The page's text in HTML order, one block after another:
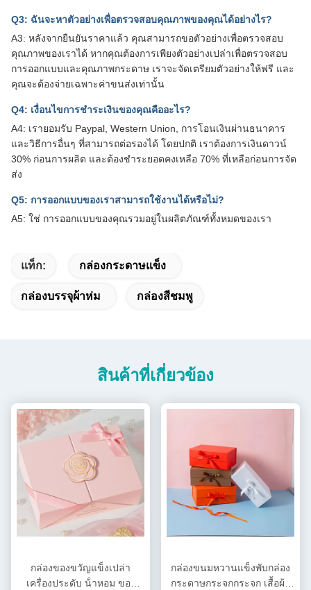
Q3: ฉันจะหาตัวอย่างเพื่อตรวจสอบคุณภาพของคุณได้อย่างไร?
A3: หลังจากยืนยันราคาแล้ว คุณสามารถขอตัวอย่างเพื่อตรวจสอบ
คุณภาพของเราได้ หากคุณต้องการเพียงตัวอย่างเปล่าเพื่อตรวจสอบ
การออกแบบและคุณภาพกระดาษ เราจะจัดเตรียมตัวอย่างให้ฟรี และ
คุณจะต้องจ่ายเฉพาะค่าขนส่งเท่านั้น
Q4: เงื่อนไขการชำระเงินของคุณคืออะไร?
A4: เรายอมรับ Paypal, Western Union, การโอนเงินผ่านธนาคาร
และวิธีการอื่นๆ ที่สามารถต่อรองได้ โดยปกติ เราต้องการเงินดาวน์
30% ก่อนการผลิต และต้องชำระยอดคงเหลือ 70% ที่เหลือก่อนการจัด
ส่ง
Q5: การออกแบบของเราสามารถใช้งานได้หรือไม่?
A5: ใช่ การออกแบบของคุณรวมอยู่ในผลิตภัณฑ์ทั้งหมดของเรา
แท็ก: กล่องกระดาษแข็ง
กล่องบรรจุผ้าห่ม กล่องสีชมพู
สินค้าที่เกี่ยวข้อง
กล่องของขวัญแข็งเปล่า
เครื่องประดับ น้ําหอม ของ
กล่องขนมหวานแข็งพับกล่อง
กระดาษกระจกกระจก เสื้อผ้า